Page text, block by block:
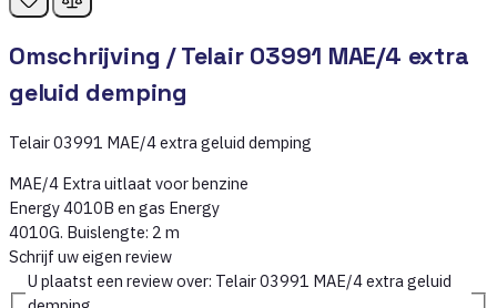
Omschrijving /Telair 03991 MAE/4 extra
geluid demping
Telair 03991 MAE/4 extra geluid demping
MAE/4 Extra uitlaat voor benzine
Energy 4010B en gas Energy
4010G. Buislengte: 2 m
Schrijf uw eigen review
U plaatst een review over: Telair 03991 MAE/4 extra geluid